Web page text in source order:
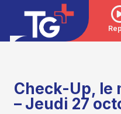
Check-Up, le
– Jeudi 27